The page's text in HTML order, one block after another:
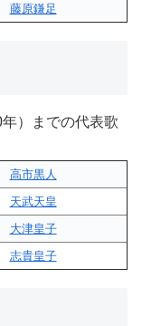
藤原鎌足
）までの代表歌
高市黒人
天武天皇
大津皇子
志貴皇子